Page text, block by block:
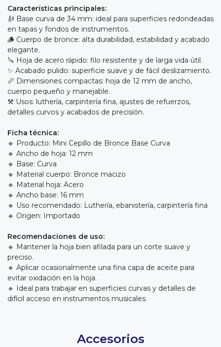
Características principales:
🎻 Base curva de 34 mm: ideal para superficies redondeadas
en tapas y fondos de instrumentos.
🪵 Cuerpo de bronce: alta durabilidad, estabilidad y acabado
elegante.
🔪 Hoja de acero rápido: filo resistente y de larga vida útil.
✨ Acabado pulido: superficie suave y de fácil deslizamiento.
📏 Dimensiones compactas: hoja de 12 mm de ancho,
cuerpo pequeño y manejable.
⚒️ Usos: luthería, carpintería fina, ajustes de refuerzos,
detalles curvos y acabados de precisión.
Ficha técnica:
🔹 Producto: Mini Cepillo de Bronce Base Curva
🔹 Ancho de hoja: 12 mm
🔹 Base: Curva
🔹 Material cuerpo: Bronce macizo
🔹 Material hoja: Acero
🔹 Ancho base: 16 mm
🔹 Uso recomendado: Luthería, ebanistería, carpintería fina
🔹 Origen: Importado
Recomendaciones de uso:
🔹 Mantener la hoja bien afilada para un corte suave y
preciso.
🔹 Aplicar ocasionalmente una fina capa de aceite para
evitar oxidación en la hoja.
🔹 Ideal para trabajar en superficies curvas y detalles de
difícil acceso en instrumentos musicales.
Accesorios